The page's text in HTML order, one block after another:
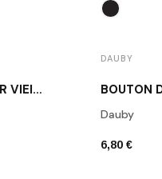
BOUTON DE MEUBLE FER VIEILLI DAUBY PBU 37 VO
DAUBY
Dauby
6,80 €